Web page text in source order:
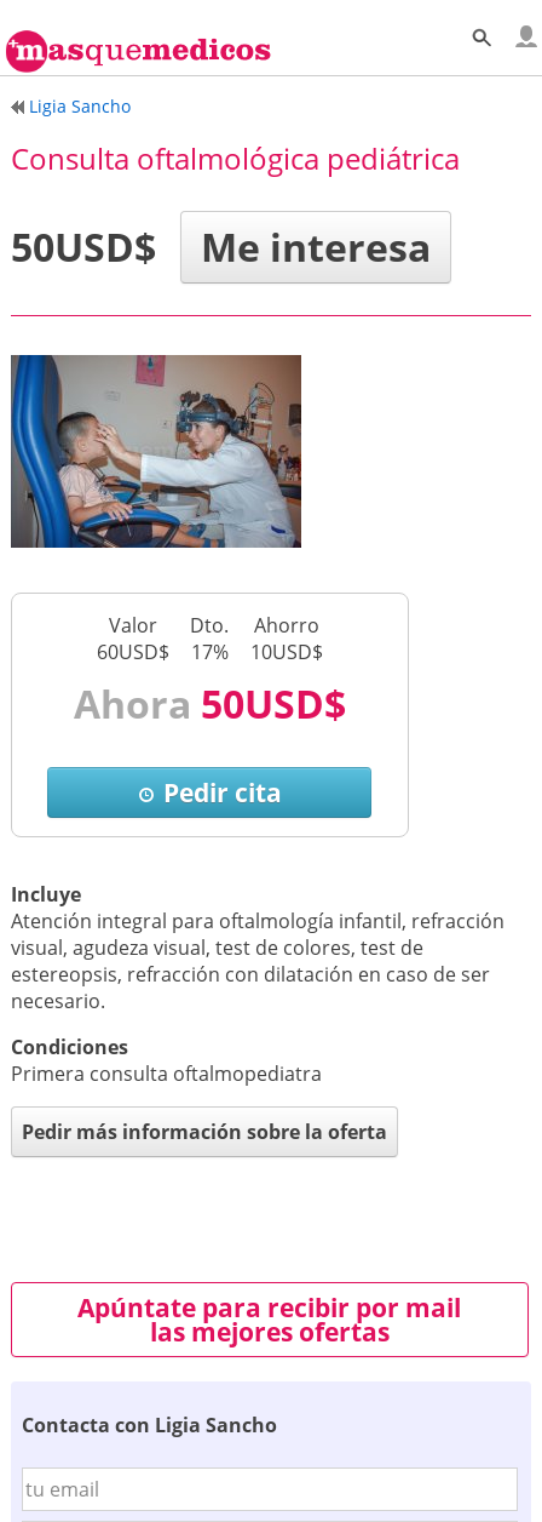
Ligia Sancho
Consulta oftalmológica pediátrica
50USD$ Me interesa
Valor
60USD$
Dto.
17%
Ahorro
10USD$
Ahora 50USD$
Pedir cita
Incluye
Atención integral para oftalmología infantil, refracción
visual, agudeza visual, test de colores, test de
estereopsis, refracción con dilatación en caso de ser
necesario.
Condiciones
Primera consulta oftalmopediatra
Pedir más información sobre la oferta
Apúntate para recibir por mail
las mejores ofertas
Contacta con Ligia Sancho